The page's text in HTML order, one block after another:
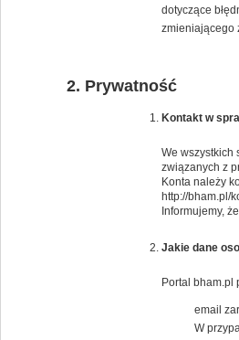
dotyczące
zmieniającego
Prywatność
Kontakt w
We wszystkich
związanych z
Konta należy
http://bham.pl/
Informujemy,
Jakie dane
Portal bham.pl
email
W